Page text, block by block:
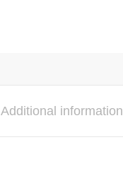
Additional information